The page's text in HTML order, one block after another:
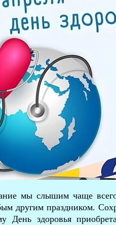
мы слышим чаще
другим праздником.
День здоровья